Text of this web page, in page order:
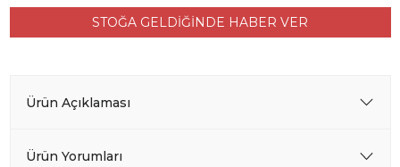
STOĞA GELDİĞİNDE HABER VER
Ürün Açıklaması
Ürün Yorumları